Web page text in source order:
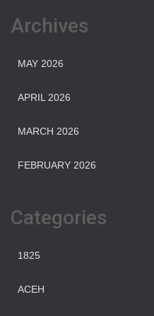
Archives
MAY 2026
APRIL 2026
MARCH 2026
FEBRUARY 2026
Categories
1825
ACEH